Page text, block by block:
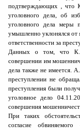
подтверждающих , что
уголовного дела, об
уголовного дела меры
умышленно уклонялся от
ответственности за
Данных о том, что К.
совершении им
дела также не имеется. А.
преступлении не
преступления были
уголовное дело
совершения
При таких
согласие